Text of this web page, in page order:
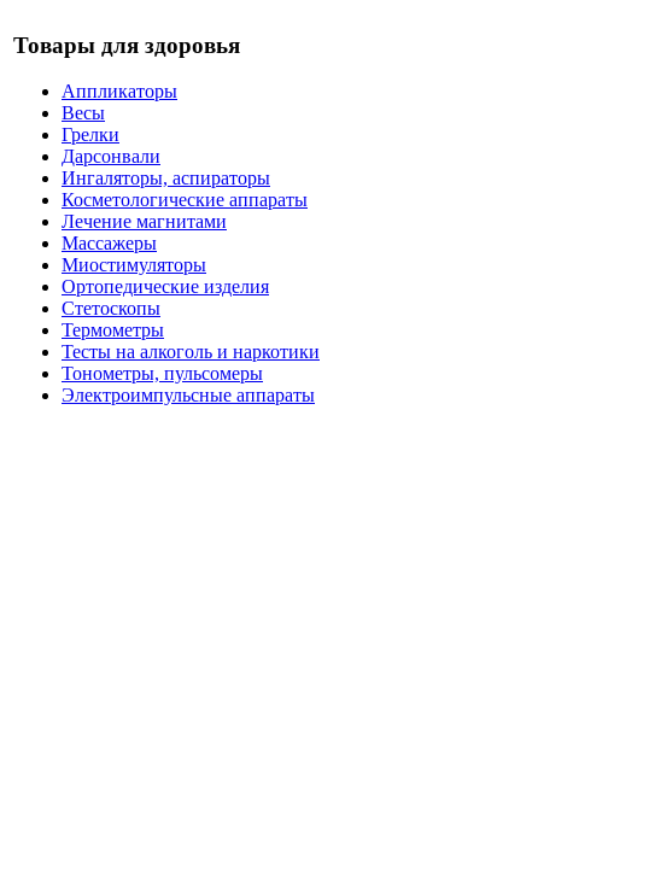
Товары для здоровья
Аппликаторы
Весы
Грелки
Дарсонвали
Ингаляторы, аспираторы
Косметологические аппараты
Лечение магнитами
Массажеры
Миостимуляторы
Ортопедические изделия
Стетоскопы
Термометры
Тесты на алкоголь и наркотики
Тонометры, пульсомеры
Электроимпульсные аппараты